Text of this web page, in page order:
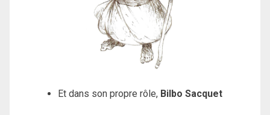
Et dans son propre rôle, Bilbo Sacquet